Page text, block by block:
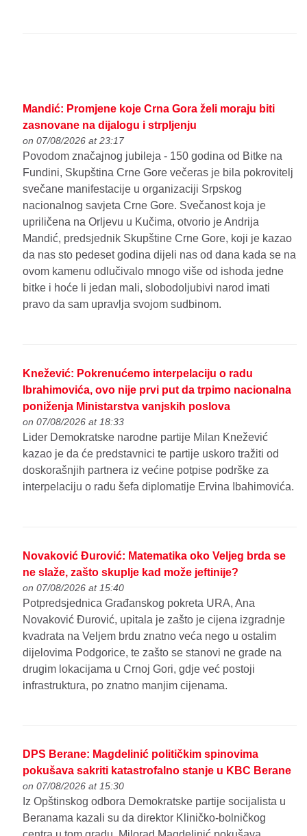
Mandić: Promjene koje Crna Gora želi moraju biti
zasnovane na dijalogu i strpljenju
on 07/08/2026 at 23:17
Povodom značajnog jubileja - 150 godina od Bitke na
Fundini, Skupština Crne Gore večeras je bila pokrovitelj
svečane manifestacije u organizaciji Srpskog
nacionalnog savjeta Crne Gore. Svečanost koja je
upriličena na Orljevu u Kučima, otvorio je Andrija
Mandić, predsjednik Skupštine Crne Gore, koji je kazao
da nas sto pedeset godina dijeli nas od dana kada se na
ovom kamenu odlučivalo mnogo više od ishoda jedne
bitke i hoće li jedan mali, slobodoljubivi narod imati
pravo da sam upravlja svojom sudbinom.
Knežević: Pokrenućemo interpelaciju o radu
Ibrahimovića, ovo nije prvi put da trpimo nacionalna
poniženja Ministarstva vanjskih poslova
on 07/08/2026 at 18:33
Lider Demokratske narodne partije Milan Knežević
kazao je da će predstavnici te partije uskoro tražiti od
doskorašnjih partnera iz većine potpise podrške za
interpelaciju o radu šefa diplomatije Ervina Ibahimovića.
Novaković Đurović: Matematika oko Veljeg brda se
ne slaže, zašto skuplje kad može jeftinije?
on 07/08/2026 at 15:40
Potpredsjednica Građanskog pokreta URA, Ana
Novaković Đurović, upitala je zašto je cijena izgradnje
kvadrata na Veljem brdu znatno veća nego u ostalim
dijelovima Podgorice, te zašto se stanovi ne grade na
drugim lokacijama u Crnoj Gori, gdje već postoji
infrastruktura, po znatno manjim cijenama.
DPS Berane: Magdelinić političkim spinovima
pokušava sakriti katastrofalno stanje u KBC Berane
on 07/08/2026 at 15:30
Iz Opštinskog odbora Demokratske partije socijalista u
Beranama kazali su da direktor Kliničko-bolničkog